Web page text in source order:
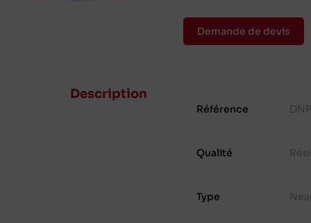
Demande de devis
Description
Référence
Qualité
Type